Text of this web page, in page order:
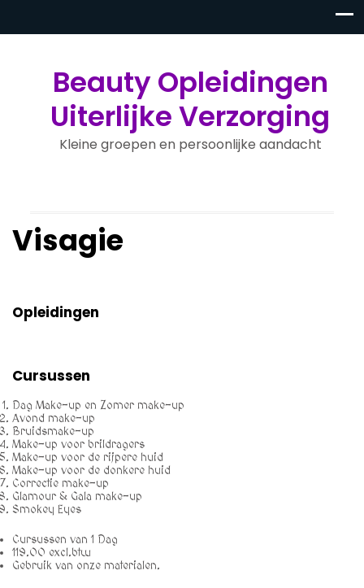
Beauty Opleidingen
Uiterlijke Verzorging
Kleine groepen en persoonlijke aandacht
Visagie
Opleidingen
Cursussen
Dag Make-up en Zomer make-up
Avond make-up
Bruidsmake-up
Make-up voor brildragers
Make-up voor de rijpere huid
Make-up voor de donkere huid
Correctie make-up
Glamour & Gala make-up
Smokey Eyes
Cursussen van 1 Dag
119.00 excl.btw
Gebruik van onze materialen.